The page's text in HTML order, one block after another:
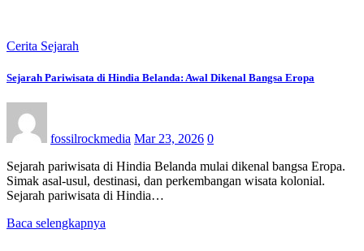
Cerita Sejarah
Sejarah Pariwisata di Hindia Belanda: Awal Dikenal Bangsa Eropa
fossilrockmedia Mar 23, 2026 0
Sejarah pariwisata di Hindia Belanda mulai dikenal bangsa Eropa.
Simak asal-usul, destinasi, dan perkembangan wisata kolonial.
Sejarah pariwisata di Hindia…
Baca selengkapnya